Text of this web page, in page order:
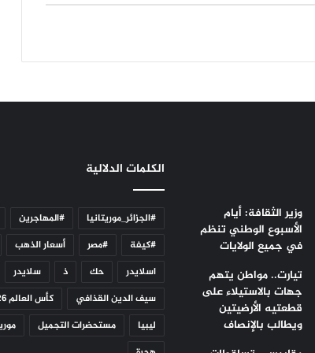
وزير الثقافة: أيام
الأسبوع الوطني تنظم
في جميع الولايات
تيارت.. مواطن يتهم
جهات بالاستيلاء على
قطعتيه الأرضيتين
ويطالب بالإنصاف
الكلمات الدلالية
#الجزائر_موريتانيا #المهاجرين
#كيفة
#مصر أسعار الذهب
اسلايدر
حك ذ
سلايدر
سيف الدين القذافي
كأس العالم 2026
ليبيا
مستحضرات التجميل